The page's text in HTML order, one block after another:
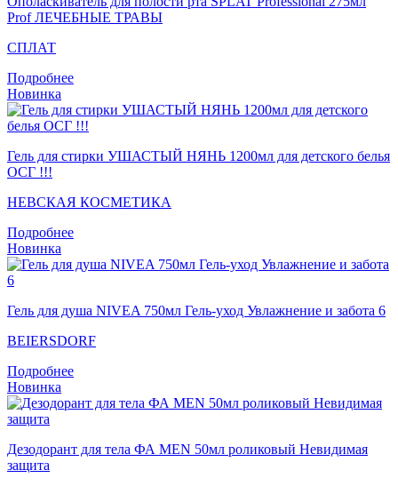
Prof ЛЕЧЕБНЫЕ ТРАВЫ
СПЛАТ
Подробнее
Новинка
Гель для стирки УШАСТЫЙ НЯНЬ 1200мл для детского белья
ОСГ !!!
НЕВСКАЯ КОСМЕТИКА
Подробнее
Новинка
Гель для душа NIVEA 750мл Гель-уход Увлажнение и забота 6
BEIERSDORF
Подробнее
Новинка
Дезодорант для тела ФА MEN 50мл роликовый Невидимая
защита